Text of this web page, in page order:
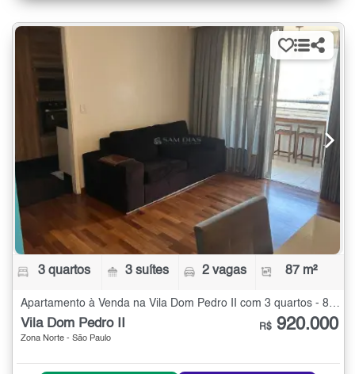
3 quartos 3 suítes 2 vagas 87 m²
Vila Dom Pedro II
Zona Norte - São Paulo
R$ 920.000